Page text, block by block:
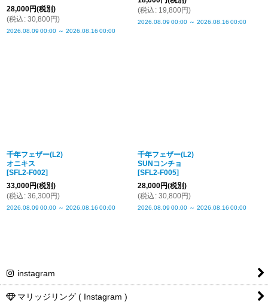
28,000円(税別)
(税込 : 30,800円)
2026.08.09 00:00 ～ 2026.08.16 00:00
(税込 : 19,800円)
2026.08.09 00:00 ～ 2026.08.16 00:00
千年フェザー(L2)
オニキス
[SFL2-F002]
33,000円(税別)
(税込 : 36,300円)
2026.08.09 00:00 ～ 2026.08.16 00:00
千年フェザー(L2)
SUNコンチョ
[SFL2-F005]
28,000円(税別)
(税込 : 30,800円)
2026.08.09 00:00 ～ 2026.08.16 00:00
instagram
マリッジリング ( Instagram )